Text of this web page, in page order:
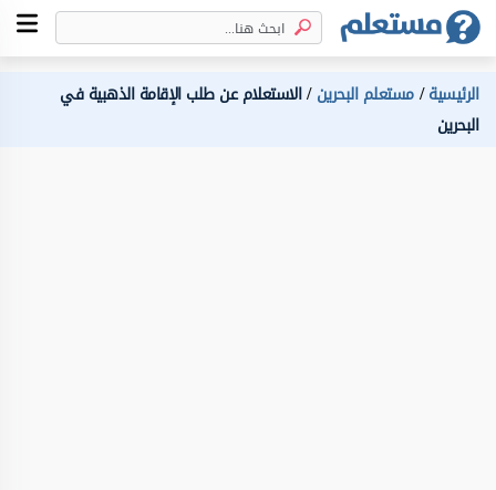
الرئيسية مستعلم البحرين الاستعلام عن طلب الإقامة الذهبية في
البحرين